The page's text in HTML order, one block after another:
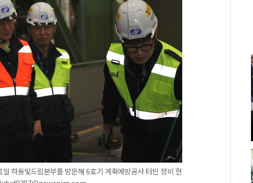
하동빛드림본부를 방문해 6호기 계획예방공사 터빈 정비 현